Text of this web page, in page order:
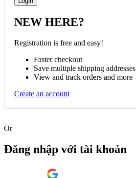
NEW HERE?
Registration is free and easy!
Faster checkout
Save multiple shipping addresses
View and track orders and more
Create an account
Or
Đăng nhập với tài khoản